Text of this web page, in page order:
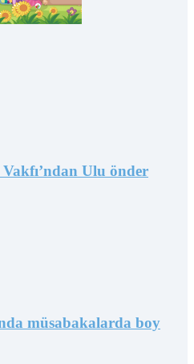
Ulu önder
müsabakalarda boy